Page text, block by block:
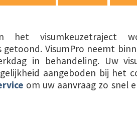
visumkeuzetraject
getoond. VisumPro neemt
in behandeling. Uw
aangeboden bij het
om uw aanvraag zo snel